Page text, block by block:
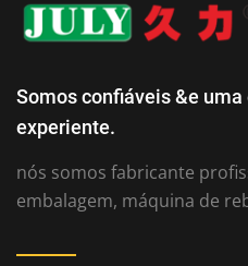
Somos confiáveis ​​&e
experiente.
nós somos fabricante
embalagem, máquina de